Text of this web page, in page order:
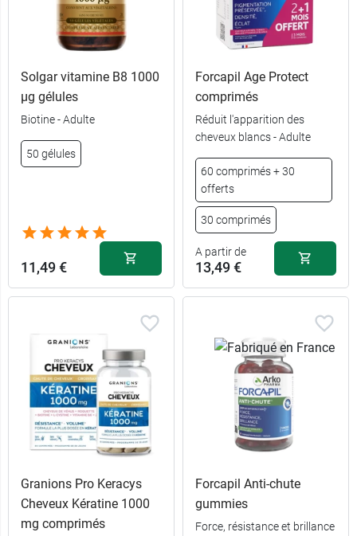
Solgar vitamine B8 1000
µg gélules
Biotine - Adulte
50 gélules
11,49 €
Forcapil Age Protect
comprimés
Réduit l'apparition des
cheveux blancs - Adulte
60 comprimés + 30
offerts
30 comprimés
A partir de
13,49 €
Granions Pro Keracys
Cheveux Kératine 1000
mg comprimés
Forcapil Anti-chute
gummies
Force, résistance et brillance